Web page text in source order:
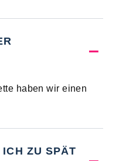
haben wir einen
ICH ZU SPÄT